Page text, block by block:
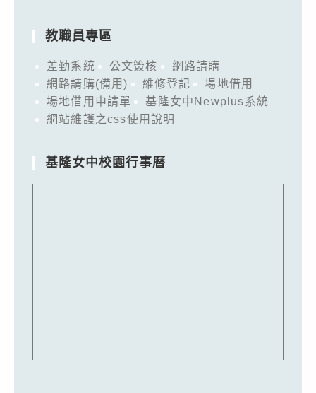
教職員專區
差勤系統 公文簽核
網路請購
網路請購(備用)
維修登記
場地借用
場地借用申請單
基隆女中Newplus系統
網站維護之css使用說明
基隆女中校園行事曆